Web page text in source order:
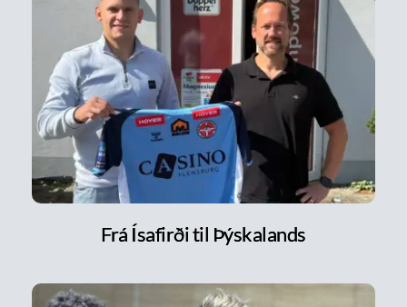
Frá Ísafirði til Þýskalands